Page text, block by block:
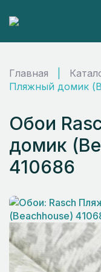
Главная
Пляжный домик
Обои
домик
410686